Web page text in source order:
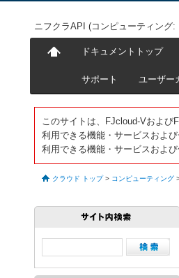
ニフクラAPI (コンピューティング
ドキュメントトップ
サポート ユーザー
このサイトは、FJcloud-Vおよび
利用できる機能・サービスおよ
利用できる機能・サービスおよ
クラウド トップ > コンピューティング